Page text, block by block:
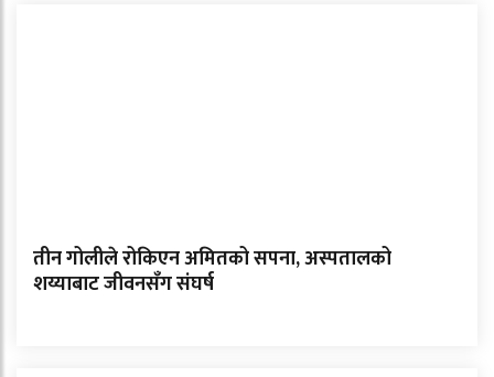
तीन गोलीले रोकिएन अमितको सपना, अस्पतालको
शय्याबाट जीवनसँग संघर्ष